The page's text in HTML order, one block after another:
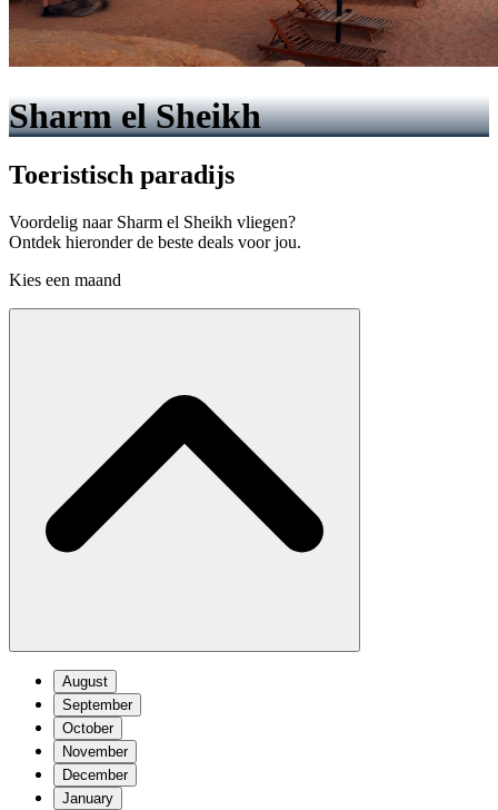
Sharm el Sheikh
Toeristisch paradijs
Voordelig naar Sharm el Sheikh vliegen?
Ontdek hieronder de beste deals voor jou.
Kies een maand
August
September
October
November
December
January